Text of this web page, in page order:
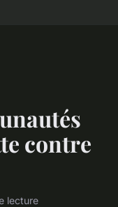
contre
lecture